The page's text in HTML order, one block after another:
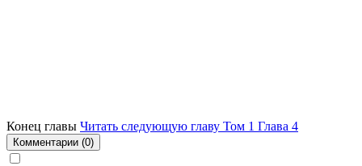
Конец главы Читать следующую главу Том 1 Глава 4
Комментарии (0)